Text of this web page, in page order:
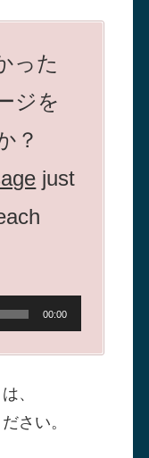
った
ジを
？
just
00:00
、
さい。